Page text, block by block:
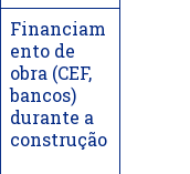
Financiam
ento de
obra (CEF,
bancos)
durante a
construção